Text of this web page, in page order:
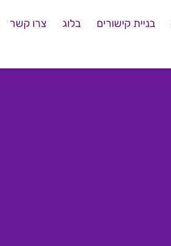
בניית קישורים בלוג צרו קשר